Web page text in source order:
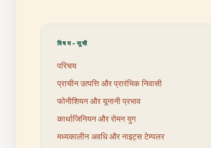
विषय-सूची
परिचय
प्राचीन उत्पत्ति और प्रारंभिक निवासी
फोनीशियन और यूनानी प्रभाव
कार्थाजिनियन और रोमन युग
मध्यकालीन अवधि और नाइट्स टेम्पलर